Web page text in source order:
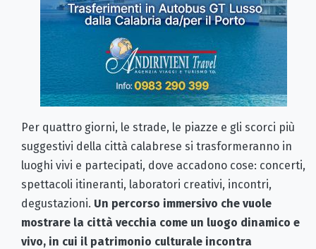
Per quattro giorni, le strade, le piazze e gli scorci più
suggestivi della città calabrese si trasformeranno in
luoghi vivi e partecipati, dove accadono cose: concerti,
spettacoli itineranti, laboratori creativi, incontri,
degustazioni. Un percorso immersivo che vuole
mostrare la città vecchia come un luogo dinamico e
vivo, in cui il patrimonio culturale incontra